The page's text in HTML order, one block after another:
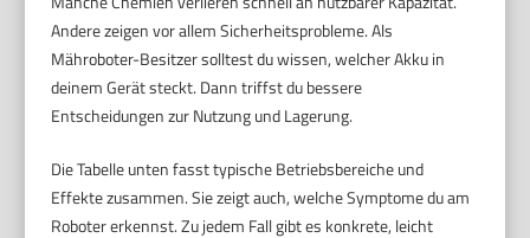
Andere zeigen vor allem Sicherheitsprobleme. Als
Mähroboter-Besitzer solltest du wissen, welcher Akku in
deinem Gerät steckt. Dann triffst du bessere
Entscheidungen zur Nutzung und Lagerung.
Die Tabelle unten fasst typische Betriebsbereiche und
Effekte zusammen. Sie zeigt auch, welche Symptome du am
Roboter erkennst. Zu jedem Fall gibt es konkrete, leicht